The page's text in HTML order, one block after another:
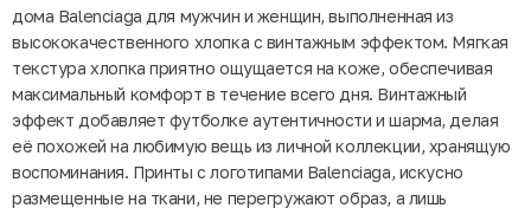
дома Balenciaga для мужчин и женщин, выполненная из
высококачественного хлопка с винтажным эффектом. Мягкая
текстура хлопка приятно ощущается на коже, обеспечивая
максимальный комфорт в течение всего дня. Винтажный
эффект добавляет футболке аутентичности и шарма, делая
её похожей на любимую вещь из личной коллекции, хранящую
воспоминания. Принты с логотипами Balenciaga, искусно
размещенные на ткани, не перегружают образ, а лишь